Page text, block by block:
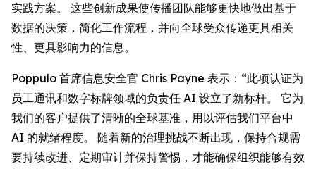
实践方案。 这些创新成果使传播团队能够更快地做出基于
数据的决策，简化工作流程，并向全球受众传递更具相关
性、更具影响力的信息。
Poppulo 首席信息安全官 Chris Payne 表示：“此项认证为
员工通讯和数字标牌领域的负责任 AI 设立了新标杆。 它为
我们的客户提供了清晰的全球基准，用以评估我们平台中
AI 的就绪程度。 随着新的治理挑战不断出现，保持合规需
要持续改进、定期审计并保持警惕，才能确保组织能够有效